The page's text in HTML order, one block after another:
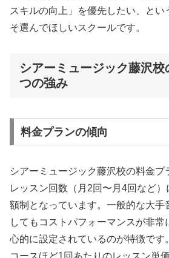
スキルの向上」を優先したい、とい
そ選んでほしいスクールです。
シアーミュージック藤沢
つの強み
料金プランの傾向
シアーミュージック藤沢校の料金プ
レッスン回数（月2回〜月4回など）
額制となっています。一般的な大手
してもコストパフォーマンスが非常
心的に設定されているのが特徴です